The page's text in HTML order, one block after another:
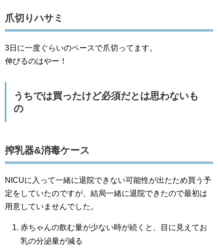
爪切りハサミ
3日に一度ぐらいのペースで爪切ってます。
伸びるのはやー！
うちでは買ったけど必須だとは思わないも
の
搾乳器&消毒ケース
NICUに入って一緒に退院できない可能性が出たため買う予
定をしていたのですが、結局一緒に退院できたので最初は
用意していませんでした。
赤ちゃんの飲む量が少ない時が続くと、目に見えてお
乳の分泌量が減る